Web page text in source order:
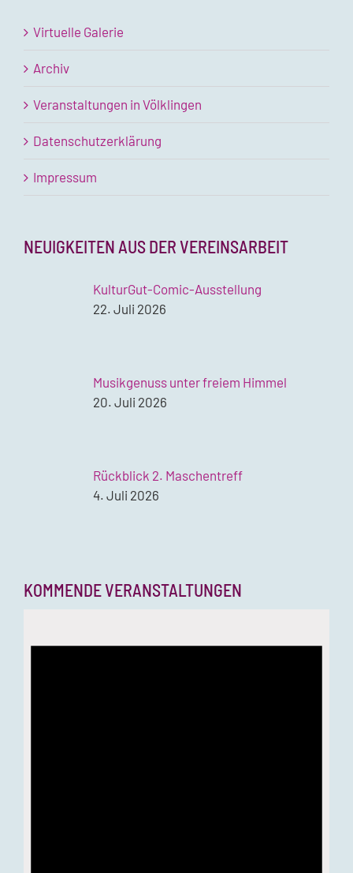
Virtuelle Galerie
Archiv
Veranstaltungen in Völklingen
Datenschutzerklärung
Impressum
NEUIGKEITEN AUS DER VEREINSARBEIT
KulturGut-Comic-Ausstellung
22. Juli 2026
Musikgenuss unter freiem Himmel
20. Juli 2026
Rückblick 2. Maschentreff
4. Juli 2026
KOMMENDE VERANSTALTUNGEN